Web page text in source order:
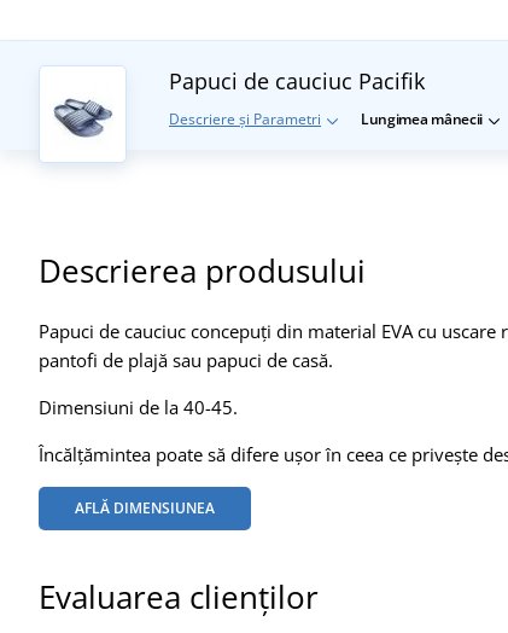
Papuci de cauciuc Pacifik
Descriere și Parametri Lungimea mânecii
Descrierea produsului
Papuci de cauciuc concepuți din material EVA cu
pantofi de plajă sau papuci de casă.
Dimensiuni de la 40-45.
Încălțămintea poate să difere ușor în ceea ce privește
AFLĂ DIMENSIUNEA
Evaluarea clienților